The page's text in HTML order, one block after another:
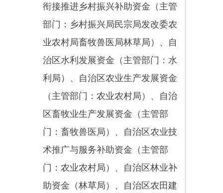
（主管部门：财政局）、旅游发展
资金（主管部门：文化体育广播电
视和旅游局）、自治区安排基本建
设投资用于“三农”部分(不包括国家
水网骨干工程、水安全保障工程、
气象基础设施、农村电网巩固提升
工程、生态保护和修复方面的支
州级资金1项：州级财政衔接
推进乡村振兴补助资金。
县级资金1项：县级财政预算